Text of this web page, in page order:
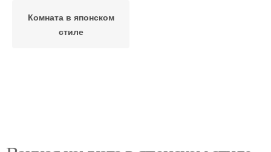
Комната в японском
стиле